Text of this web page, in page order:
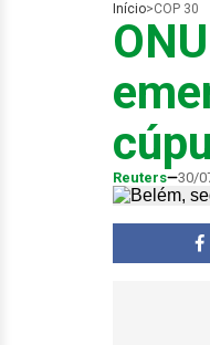
Início>COP 30
Reuters 30/